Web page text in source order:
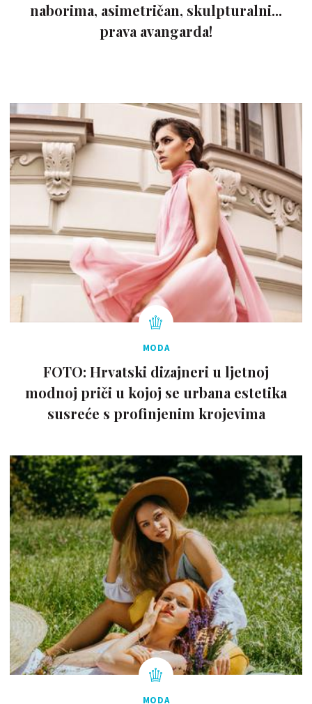
naborima, asimetričan, skulpturalni...
prava avangarda!
MODA
FOTO: Hrvatski dizajneri u ljetnoj
modnoj priči u kojoj se urbana estetika
susreće s profinjenim krojevima
MODA